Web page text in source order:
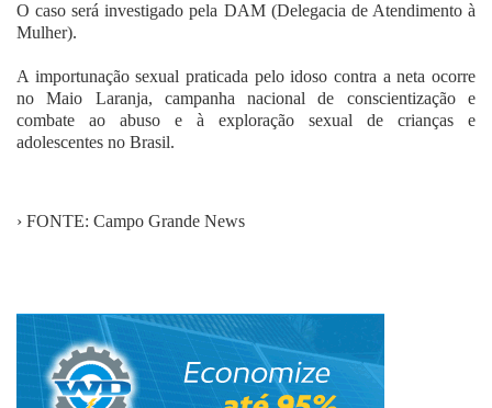
O caso será investigado pela DAM (Delegacia de Atendimento à
Mulher).
A importunação sexual praticada pelo idoso contra a neta ocorre
no Maio Laranja, campanha nacional de conscientização e
combate ao abuso e à exploração sexual de crianças e
adolescentes no Brasil.
› FONTE: Campo Grande News